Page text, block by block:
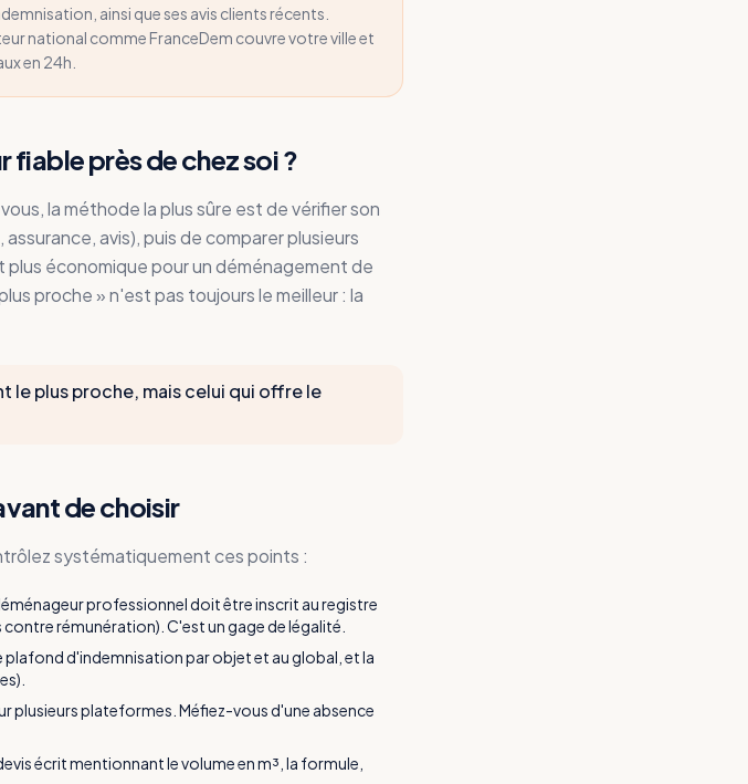
ainsi que ses avis clients récents.
national comme FranceDem couvre votre ville et
en 24h.
près de chez soi ?
la méthode la plus sûre est de vérifier son
avis), puis de comparer plusieurs
économique pour un déménagement de
proche » n'est pas toujours le meilleur : la
le plus proche, mais celui qui offre le
de choisir
systématiquement ces points :
professionnel doit être inscrit au registre
rémunération). C'est un gage de légalité.
d'indemnisation par objet et au global, et la
plusieurs plateformes. Méfiez-vous d'une absence
écrit mentionnant le volume en m³, la formule,